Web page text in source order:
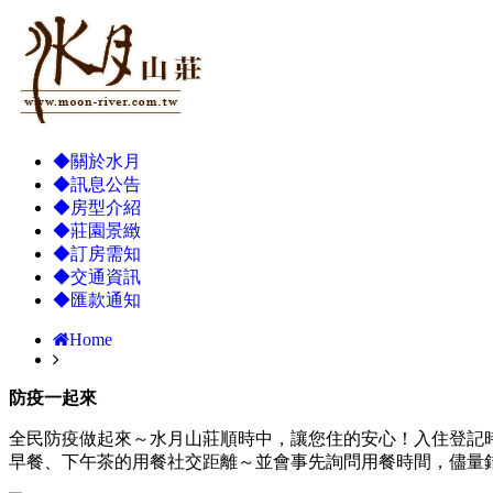
◆關於水月
◆訊息公告
◆房型介紹
◆莊園景緻
◆訂房需知
◆交通資訊
◆匯款通知
Home
防疫一起來
全民防疫做起來～水月山莊順時中，讓您住的安心！入住登
早餐、下午茶的用餐社交距離～並會事先詢問用餐時間，儘